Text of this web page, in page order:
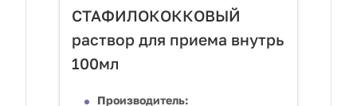
СТАФИЛОКОККОВЫЙ
раствор для приема внутрь
100мл
Производитель: